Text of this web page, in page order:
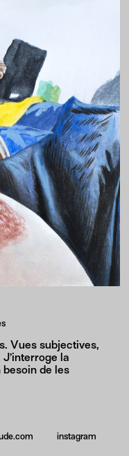
Vues subjectives,
la
de les
instagram